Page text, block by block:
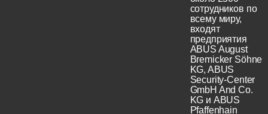
сотрудников по
всему миру,
входят
предприятия
ABUS August
Bremicker Söhne
KG, ABUS
Security-Center
GmbH And Co.
KG и ABUS
Pfaffenhain